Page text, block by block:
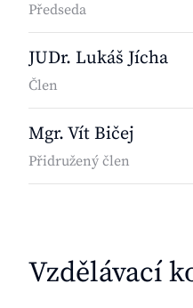
Předseda
JUDr. Lukáš Jícha
Člen
Mgr. Vít Bičej
Přidružený člen
Vzdělávací